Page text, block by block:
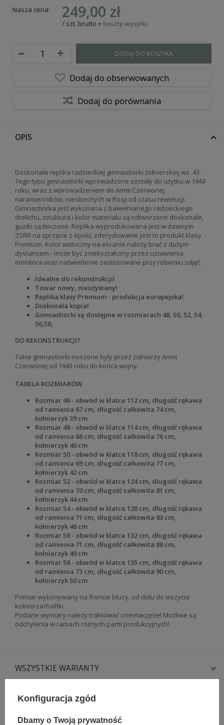
Nasza cena: 249,00 zł
/ szt. brutto + koszty wysyłki
DODAJ DO KOSZYKA
Dodaj do obserwowanych
Dodaj do porównania
OPIS
Doskonała replika radzieckiej gimnastiorki żołnierskiej wz. 43.
Tego typu gimnastiorki wprowadzone zostały do użytku w 1943
roku, wraz z wprowadzeniem do Armii Czerwonej
naramienników, nieobecnych w Rosji od czasu rewolucji.
Gimnastiorka jest wykonana z bawełnianego radzieckiego
drelichu, struktura i kolor materiału są odtworzone doskonale,
guziki są tłoczone. Replika wyprodukowana jest w dawnym
ZSRR na sprzęcie z epoki, zdecydowanie jest to produkt klasy
Premium. Kolor widoczny na ekranie należy brać z dużym
dystansem - może być zniekształcony przez ustawienia
monitora oraz naświetlenie zastosowane przy robieniu zdjęć.
Idealne do rekonstrukcji!
Towar nowy, nieużywany!
Replika klasy Premium - produkcja europejska!
Doskonała kopia!
Gimnastiorki są dostępne w rozmiarach 48, 50, 52, 54,
56,58,
DO REKONSTRUKCJI?
Takie gimnastiorki noszone były przez żołnierzy Armii
Czerwonej od 1943 roku do końca wojny.
TABELA ROZMIARÓW
Rozmiar 46 - obwód w klatce 112 cm, długość rękawa
od ramienia 67 cm, długość całkowita 74 cm,
kołnierzyk 39 cm
Rozmiar 48 - obwód w klatce 114 cm, długość rękawa
od ramienia 68 cm, długość całkowita 76 cm,
kołnierzyk 40 cm
Rozmiar 50 - obwód w klatce 118 cm, długość rękawa
od ramienia 69 cm, długość całkowita 77 cm,
kołnierzyk 42 cm
Rozmiar 52 - obwód w klatce 124 cm, długość rękawa
od ramienia 70 cm, długość całkowita 81 cm,
kołnierzyk 44 cm
Rozmiar 54 - obwód w klatce 128 cm, długość rękawa
od ramienia 71 cm, długość całkowita 83 cm,
kołnierzyk 46 cm
Rozmiar 56 - obwód w klatce 132 cm, długość rękawa
od ramienia 71 cm, długość całkowita 88 cm,
kołnierzyk 49 cm
Rozmiar 58 - obwód w klatce 135 cm, długość rękawa
od ramienia 73 cm, długość całkowita 90 cm,
kołnierzyk 50 cm
Pomiar wykonywany na froncie bluzy, od dołu do wszycia
kołnierza/haftki
Podane wymiary należy traktować orientacyjnie! Możliwe są
odchylenia w ramach różnych partii produkcyjnych!
WSZYSTKIE WARIANTY
ZADAJ PYTANIE
Konfiguracja zgód
Dbamy o Twoją prywatność